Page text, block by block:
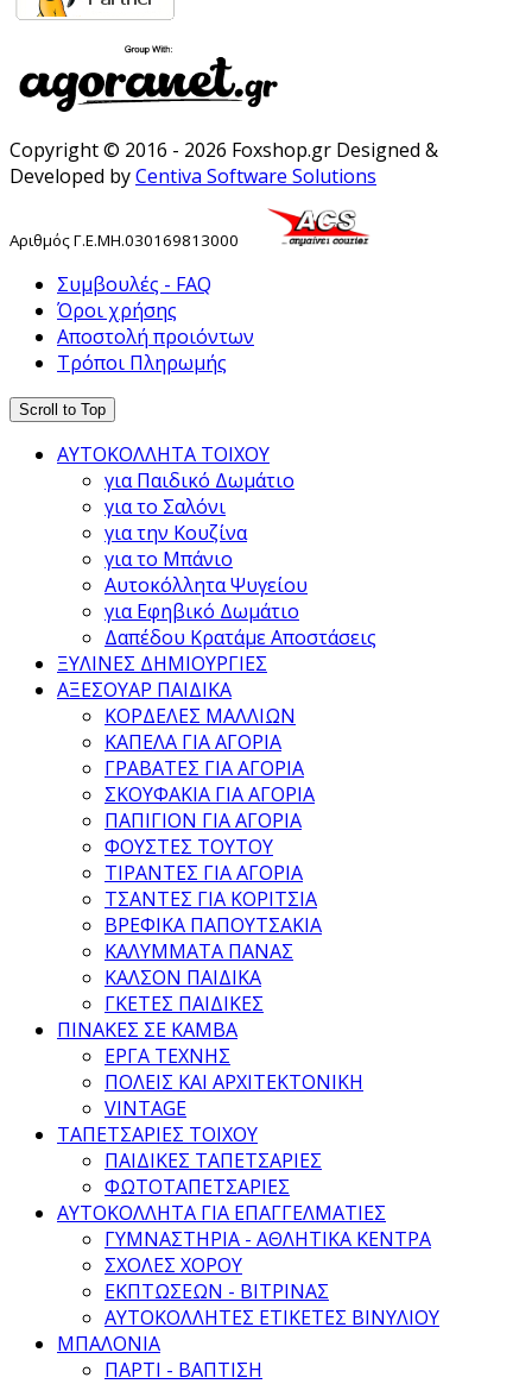
Copyright © 2016 - 2026 Foxshop.gr Designed &
Developed byCentiva Software Solutions
ΑριθμόςΓ.Ε.ΜΗ.030169813000
Συμβουλές - FAQ
Όροι χρήσης
Αποστολή προιόντων
Τρόποι Πληρωμής
Scroll to Top
ΑΥΤΟΚΟΛΛΗΤΑ ΤΟΙΧΟΥ
για Παιδικό Δωμάτιο
για το Σαλόνι
για την Κουζίνα
για το Μπάνιο
Αυτοκόλλητα Ψυγείου
για Εφηβικό Δωμάτιο
Δαπέδου Κρατάμε Αποστάσεις
ΞΥΛΙΝΕΣ ΔΗΜΙΟΥΡΓΙΕΣ
ΑΞΕΣΟΥΑΡ ΠΑΙΔΙΚΑ
ΚΟΡΔΕΛΕΣ ΜΑΛΛΙΩΝ
ΚΑΠΕΛΑ ΓΙΑ ΑΓΟΡΙΑ
ΓΡΑΒΑΤΕΣ ΓΙΑ ΑΓΟΡΙΑ
ΣΚΟΥΦΑΚΙΑ ΓΙΑ ΑΓΟΡΙΑ
ΠΑΠΙΓΙΟΝ ΓΙΑ ΑΓΟΡΙΑ
ΦΟΥΣΤΕΣ ΤΟΥΤΟΥ
ΤΙΡΑΝΤΕΣ ΓΙΑ ΑΓΟΡΙΑ
ΤΣΑΝΤΕΣ ΓΙΑ ΚΟΡΙΤΣΙΑ
ΒΡΕΦΙΚΑ ΠΑΠΟΥΤΣΑΚΙΑ
ΚΑΛΥΜΜΑΤΑ ΠΑΝΑΣ
ΚΑΛΣΟΝ ΠΑΙΔΙΚΑ
ΓΚΕΤΕΣ ΠΑΙΔΙΚΕΣ
ΠΙΝΑΚΕΣ ΣΕ ΚΑΜΒΑ
ΕΡΓΑ ΤΕΧΝΗΣ
ΠΟΛΕΙΣ ΚΑΙ ΑΡΧΙΤΕΚΤΟΝΙΚΗ
VINTAGE
ΤΑΠΕΤΣΑΡΙΕΣ ΤΟΙΧΟΥ
ΠΑΙΔΙΚΕΣ ΤΑΠΕΤΣΑΡΙΕΣ
ΦΩΤΟΤΑΠΕΤΣΑΡΙΕΣ
ΑΥΤΟΚΟΛΛΗΤΑ ΓΙΑ ΕΠΑΓΓΕΛΜΑΤΙΕΣ
ΓΥΜΝΑΣΤΗΡΙΑ - ΑΘΛΗΤΙΚΑ ΚΕΝΤΡΑ
ΣΧΟΛΕΣ ΧΟΡΟΥ
ΕΚΠΤΩΣΕΩΝ - ΒΙΤΡΙΝΑΣ
ΑΥΤΟΚΟΛΛΗΤΕΣ ΕΤΙΚΕΤΕΣ ΒΙΝΥΛΙΟΥ
ΜΠΑΛΟΝΙΑ
ΠΑΡΤΙ - ΒΑΠΤΙΣΗ